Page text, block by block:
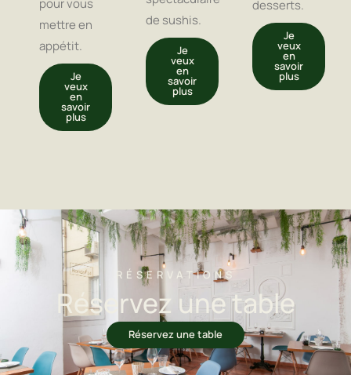
mettre en
appétit.
Je
veux
en
savoir
plus
de sushis.
Je
veux
en
savoir
plus
desserts.
Je
veux
en
savoir
plus
RÉSERVATIONS
Réservez une table
Réservez une table